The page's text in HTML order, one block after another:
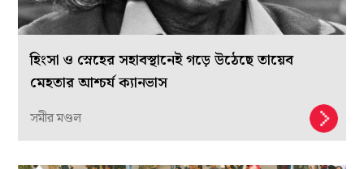
হিংসা ও স্নেহের সহাবস্থানেই গড়ে উঠেছে তায়েব
মেহতার আশ্চর্য ক্যানভাস
সমীর মণ্ডল